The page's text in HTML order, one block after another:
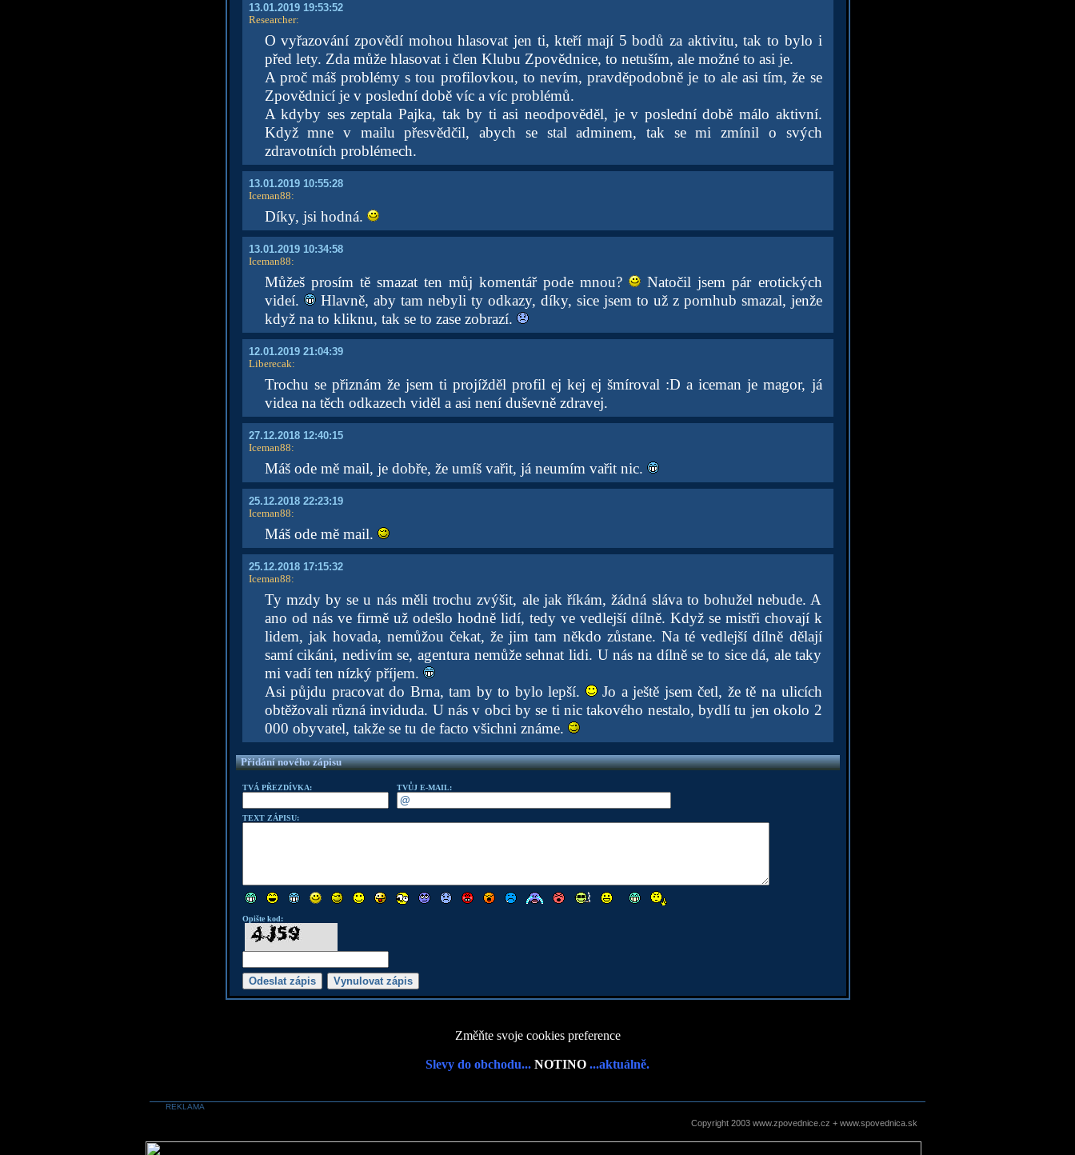
13.01.2019 19:53:52
Researcher:
O vyřazování zpovědí mohou hlasovat jen ti, kteří mají 5 bodů za aktivitu, tak to bylo i
před lety. Zda může hlasovat i člen Klubu Zpovědnice, to netuším, ale možné to asi je.
A proč máš problémy s tou profilovkou, to nevím, pravděpodobně je to ale asi tím, že se
Zpovědnicí je v poslední době víc a víc problémů.
A kdyby ses zeptala Pajka, tak by ti asi neodpověděl, je v poslední době málo aktivní.
Když mne v mailu přesvědčil, abych se stal adminem, tak se mi zmínil o svých
zdravotních problémech.
13.01.2019 10:55:28
Iceman88:
Díky, jsi hodná.
13.01.2019 10:34:58
Iceman88:
Můžeš prosím tě smazat ten můj komentář pode mnou?
Natočil jsem pár erotických
videí.
Hlavně, aby tam nebyli ty odkazy, díky, sice jsem to už z pornhub smazal, jenže
když na to kliknu, tak se to zase zobrazí.
12.01.2019 21:04:39
Liberecak:
Trochu se přiznám že jsem ti projížděl profil ej kej ej šmíroval :D a iceman je magor, já
videa na těch odkazech viděl a asi není duševně zdravej.
27.12.2018 12:40:15
Iceman88:
Máš ode mě mail, je dobře, že umíš vařit, já neumím vařit nic.
25.12.2018 22:23:19
Iceman88:
Máš ode mě mail.
25.12.2018 17:15:32
Iceman88:
Ty mzdy by se u nás měli trochu zvýšit, ale jak říkám, žádná sláva to bohužel nebude. A
ano od nás ve firmě už odešlo hodně lidí, tedy ve vedlejší dílně. Když se mistři chovají k
lidem, jak hovada, nemůžou čekat, že jim tam někdo zůstane. Na té vedlejší dílně dělají
samí cikáni, nedivím se, agentura nemůže sehnat lidi. U nás na dílně se to sice dá, ale taky
mi vadí ten nízký příjem.
Asi půjdu pracovat do Brna, tam by to bylo lepší.
Jo a ještě jsem četl, že tě na ulicích
obtěžovali různá inviduda. U nás v obci by se ti nic takového nestalo, bydlí tu jen okolo 2
000 obyvatel, takže se tu de facto všichni známe.
Přidání nového zápisu
TVÁ PŘEZDÍVKA: TVŮJ E-MAIL:
TEXT ZÁPISU:
Opište kod:
Změňte svoje cookies preference
Slevy do obchodu... NOTINO ...aktuálně.
REKLAMA
Copyright 2003 www.zpovednice.cz + www.spovednica.sk